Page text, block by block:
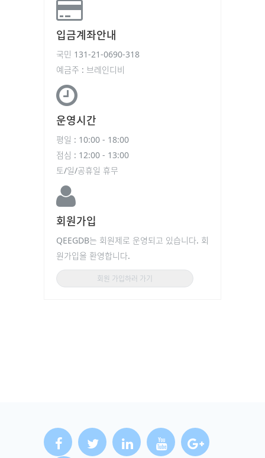
입금계좌안내
국민 131-21-0690-318
예금주 : 브레인디비
운영시간
평일 : 10:00 - 18:00
점심 : 12:00 - 13:00
토/일/공휴일 휴무
회원가입
QEEGDB는 회원제로 운영되고 있습니다. 회
원가입을 환영합니다.
회원 가입하러 가기